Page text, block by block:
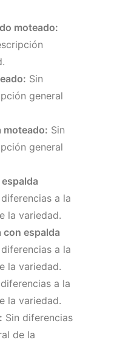
moteado:
Sin
general
moteado: Sin
general
diferencias a la
la variedad.
espalda
diferencias a la
la variedad.
a la
la variedad.
Sin diferencias
de la